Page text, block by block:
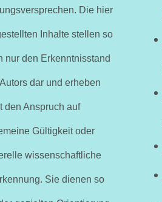
Die hier
Inhalte stellen so
nur den Erkenntnisstand
dar und erheben
den Anspruch auf
Gültigkeit oder
wissenschaftliche
Sie dienen so